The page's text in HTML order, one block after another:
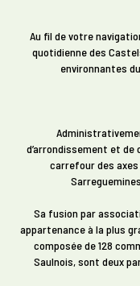
Au fil de votre
quotidienne des
environnantes
d’arrondissement et de
carrefour des
Sa fusion par
appartenance à la plus
composée de 128
Saulnois, sont deux